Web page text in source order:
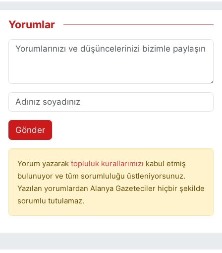
Yorumlar
Gönder
Yorum yazarak topluluk kurallarımızı kabul etmiş
bulunuyor ve tüm sorumluluğu üstleniyorsunuz.
Yazılan yorumlardan Alanya Gazeteciler hiçbir şekilde
sorumlu tutulamaz.